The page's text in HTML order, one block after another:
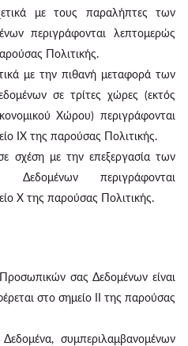
με τους παραλήπτες των
περιγράφονται λεπτομερώς
Πολιτικής.
με την πιθανή μεταφορά των
σε τρίτες χώρες (εκτός
Χώρου) περιγράφονται
IX της παρούσας Πολιτικής.
σχέση με την επεξεργασία των
περιγράφονται
X της παρούσας Πολιτικής.
σας Δεδομένων είναι
στο σημείο II της παρούσας
συμπεριλαμβανομένων